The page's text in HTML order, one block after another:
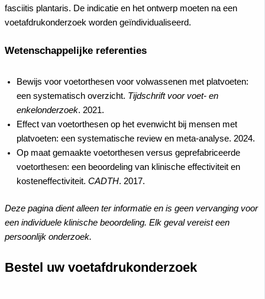
fasciitis plantaris. De indicatie en het ontwerp moeten na een
voetafdrukonderzoek worden geïndividualiseerd.
Wetenschappelijke referenties
Bewijs voor voetorthesen voor volwassenen met platvoeten:
een systematisch overzicht. Tijdschrift voor voet- en
enkelonderzoek. 2021.
Effect van voetorthesen op het evenwicht bij mensen met
platvoeten: een systematische review en meta-analyse. 2024.
Op maat gemaakte voetorthesen versus geprefabriceerde
voetorthesen: een beoordeling van klinische effectiviteit en
kosteneffectiviteit. CADTH. 2017.
Deze pagina dient alleen ter informatie en is geen vervanging voor
een individuele klinische beoordeling. Elk geval vereist een
persoonlijk onderzoek.
Bestel uw voetafdrukonderzoek